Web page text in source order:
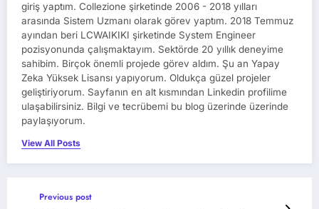
giriş yaptım. Collezione şirketinde 2006 - 2018 yılları
arasında Sistem Uzmanı olarak görev yaptım. 2018 Temmuz
ayından beri LCWAIKIKI şirketinde System Engineer
pozisyonunda çalışmaktayım. Sektörde 20 yıllık deneyime
sahibim. Birçok önemli projede görev aldım. Şu an Yapay
Zeka Yüksek Lisansı yapıyorum. Oldukça güzel projeler
geliştiriyorum. Sayfanın en alt kısmından Linkedin profilime
ulaşabilirsiniz. Bilgi ve tecrübemi bu blog üzerinde üzerinde
paylaşıyorum.
View All Posts
Previous post